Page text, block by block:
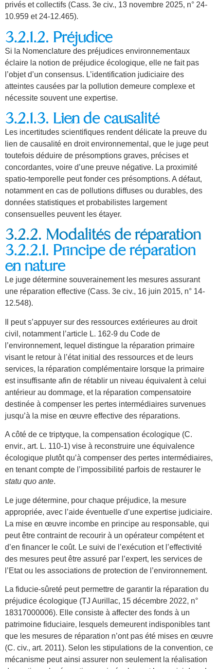
privés et collectifs (Cass. 3e civ., 13 novembre 2025, n° 24-
10.959 et 24-12.465).
3.2.1.2. Préjudice
Si la Nomenclature des préjudices environnementaux
éclaire la notion de préjudice écologique, elle ne fait pas
l’objet d’un consensus. L’identification judiciaire des
atteintes causées par la pollution demeure complexe et
nécessite souvent une expertise.
3.2.1.3. Lien de causalité
Les incertitudes scientifiques rendent délicate la preuve du
lien de causalité en droit environnemental, que le juge peut
toutefois déduire de présomptions graves, précises et
concordantes, voire d’une preuve négative. La proximité
spatio-temporelle peut fonder ces présomptions. A défaut,
notamment en cas de pollutions diffuses ou durables, des
données statistiques et probabilistes largement
consensuelles peuvent les étayer.
3.2.2. Modalités de réparation
3.2.2.1. Principe de réparation
en nature
Le juge détermine souverainement les mesures assurant
une réparation effective (Cass. 3e civ., 16 juin 2015, n° 14-
12.548).
Il peut s’appuyer sur des ressources extérieures au droit
civil, notamment l’article L. 162-9 du Code de
l’environnement, lequel distingue la réparation primaire
visant le retour à l’état initial des ressources et de leurs
services, la réparation complémentaire lorsque la primaire
est insuffisante afin de rétablir un niveau équivalent à celui
antérieur au dommage, et la réparation compensatoire
destinée à compenser les pertes intermédiaires survenues
jusqu’à la mise en œuvre effective des réparations.
A côté de ce triptyque, la compensation écologique (C.
envir., art. L. 110-1) vise à reconstruire une équivalence
écologique plutôt qu’à compenser des pertes intermédiaires,
en tenant compte de l’impossibilité parfois de restaurer le
statu quo ante.
Le juge détermine, pour chaque préjudice, la mesure
appropriée, avec l’aide éventuelle d’une expertise judiciaire.
La mise en œuvre incombe en principe au responsable, qui
peut être contraint de recourir à un opérateur compétent et
d’en financer le coût. Le suivi de l’exécution et l’effectivité
des mesures peut être assuré par l’expert, les services de
l’Etat ou les associations de protection de l’environnement.
La fiducie-sûreté peut permettre de garantir la réparation du
préjudice écologique (TJ Aurillac, 15 décembre 2022, n°
18317000006). Elle consiste à affecter des fonds à un
patrimoine fiduciaire, lesquels demeurent indisponibles tant
que les mesures de réparation n’ont pas été mises en œuvre
(C. civ., art. 2011). Selon les stipulations de la convention, ce
mécanisme peut ainsi assurer non seulement la réalisation